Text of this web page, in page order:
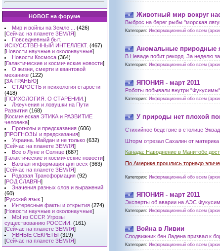
НОВОЕ на форуме
Мир и войны на Земле ...
(426)
[Сейчас на планете ЗЕМЛЯ]
Повседневный быт.
ИСКУССТВЕННЫЙ ИНТЕЛЛЕКТ. (467)
[Новости научные и околонаучные]
Новости Космоса (364)
[Галактические и космические новости]
О жизни, смерти и квантовой
механике (122)
[ЗА ГРАНЬЮ]
СТАРОСТЬ и психология старости
(418)
[ПСИХОЛОГИЯ. О СТАРЕНИИ. ]
Лжеучения и ловушки на Пути
Развития (168)
[Космическая ЭТИКА и РАЗВИТИЕ
человека]
Прогнозы и предсказания (606)
[ПРОГНОЗЫ и предсказания]
Украина. Майдан и не только (632)
[Сейчас на планете ЗЕМЛЯ]
Все о Луне и Солнце (687)
[Галактические и космические новости]
Важная информация для всех (363)
[Сейчас на планете ЗЕМЛЯ]
Родовая Трансформация (92)
[РОД СЛАВЯН]
Значения разных слов и выражений
(60)
[Русский язык. ]
Интересные факты и открытия (274)
[Новости научные и околонаучные]
МЫ из СССР. Угрозы
существованию РОССИИ. (161)
[Сейчас на планете ЗЕМЛЯ]
ЯВНЫЕ СЕКРЕТЫ (319)
[Сейчас на планете ЗЕМЛЯ]
Животный мир вокруг
Выброс на берег рыбы "морская
Категория: Информационный обо всем
Аномальные природные
В Неваде побит рекорд. За неделю
Категория: Информационный обо всем
ЯПОНИЯ - март 2011
Роботы побывали внутри
Категория: Информационный обо всем
У природы нет плохой
Стихийное бедствие в столице
Шторм отрезал Сахалин от
Канада: Наводнение в Манитобе
По Америке прошлись торнадо
Категория: Информационный обо всем
ЯПОНИЯ - март 2011
Эксперты об аварии на АЭС
Категория: Информационный обо всем
Война в Ливии
Сподвижник бен Ладена призвал к
Категория: Информационный обо всем